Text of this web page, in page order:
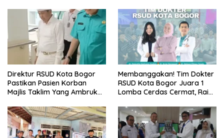
Direktur RSUD Kota Bogor
Pastikan Pasien Korban
Majlis Taklim Yang Ambruk
Perawatan Maksimal
Membanggakan! Tim Dokter
RSUD Kota Bogor Juara 1
Lomba Cerdas Cermat, Raih
Se-Bogor